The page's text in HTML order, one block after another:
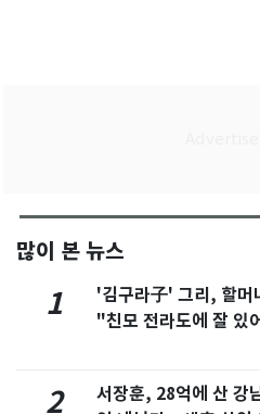
많이 본 뉴스
1
'김구라子' 그리, 할머
"친모 전라도에 잘
2
서장훈, 28억에 산 강